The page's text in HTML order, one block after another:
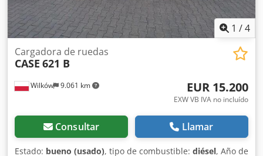
1 /4
Wilków 9.061 km
Cargadora de ruedas
CASE 621 B
EUR 15.200
EXW VB IVA no incluído
Consultar Llamar
Estado: bueno (usado), tipo de combustible: diésel, Año de